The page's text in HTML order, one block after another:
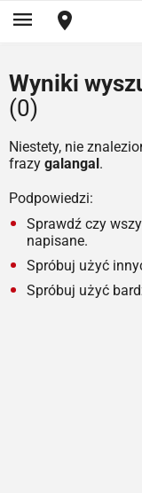
Wyniki
(0)
Niestety, nie
frazy galangal.
Podpowiedzi:
Sprawdź czy
napisane.
Spróbuj użyć
Spróbuj użyć